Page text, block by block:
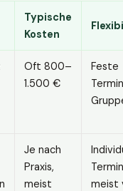
Typische
Kosten
Oft 800–
1.500 €
Feste
Je nach
Praxis,
meist
meist